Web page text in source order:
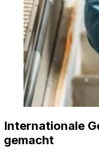
Internationale
gemacht